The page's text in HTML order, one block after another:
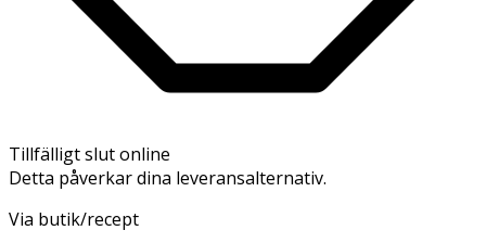
Tillfälligt slut online
Detta påverkar dina leveransalternativ.
Via butik/recept